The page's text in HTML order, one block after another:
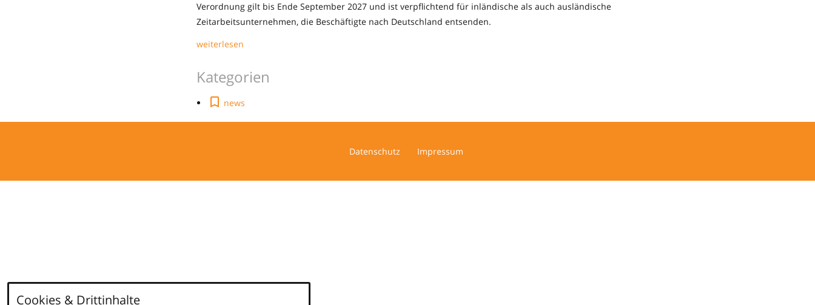
Verordnung gilt bis Ende September 2027 und ist verpflichtend für inländische als auch ausländische
Zeitarbeitsunternehmen, die Beschäftigte nach Deutschland entsenden.
weiterlesen
Kategorien
news
Datenschutz Impressum
Cookies & Drittinhalte